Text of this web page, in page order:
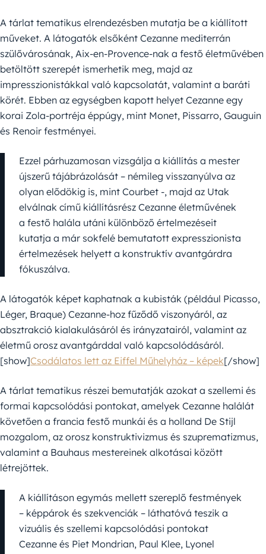
A tárlat tematikus elrendezésben mutatja be a kiállított
műveket. A látogatók elsőként Cezanne mediterrán
szülővárosának, Aix-en-Provence-nak a festő életművében
betöltött szerepét ismerhetik meg, majd az
impresszionistákkal való kapcsolatát, valamint a baráti
körét. Ebben az egységben kapott helyet Cezanne egy
korai Zola-portréja éppúgy, mint Monet, Pissarro, Gauguin
és Renoir festményei.
Ezzel párhuzamosan vizsgálja a kiállítás a mester
újszerű tájábrázolását – némileg visszanyúlva az
olyan elődökig is, mint Courbet -, majd az Utak
elválnak című kiállításrész Cezanne életművének
a festő halála utáni különböző értelmezéseit
kutatja a már sokfelé bemutatott expresszionista
értelmezések helyett a konstruktív avantgárdra
fókuszálva.
A látogatók képet kaphatnak a kubisták (például Picasso,
Léger, Braque) Cezanne-hoz fűződő viszonyáról, az
absztrakció kialakulásáról és irányzatairól, valamint az
életmű orosz avantgárddal való kapcsolódásáról.
[show]Csodálatos lett az Eiffel Műhelyház – képek[/show]
A tárlat tematikus részei bemutatják azokat a szellemi és
formai kapcsolódási pontokat, amelyek Cezanne halálát
követően a francia festő munkái és a holland De Stijl
mozgalom, az orosz konstruktivizmus és szuprematizmus,
valamint a Bauhaus mestereinek alkotásai között
létrejöttek.
A kiállításon egymás mellett szereplő festmények
– képpárok és szekvenciák – láthatóvá teszik a
vizuális és szellemi kapcsolódási pontokat
Cezanne és Piet Mondrian, Paul Klee, Lyonel